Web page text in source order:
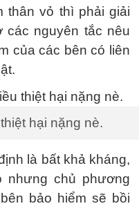
thân vỏ thì phải giải
các nguyên tắc nêu
của các bên có liên
hại nặng nè.
là bất khả kháng,
nhưng chủ phương
bảo hiểm sẽ bồi